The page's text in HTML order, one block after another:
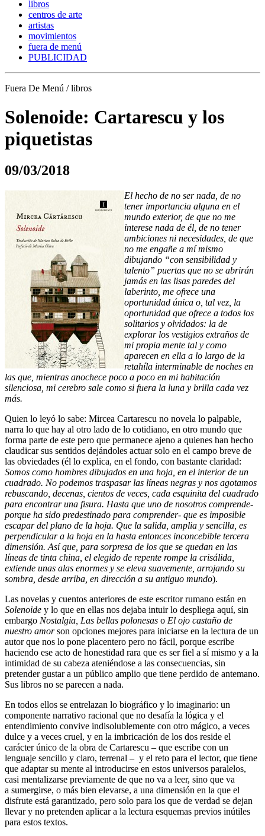
libros
centros de arte
artistas
movimientos
fuera de menú
PUBLICIDAD
Fuera De Menú / libros
Solenoide: Cartarescu y los
piquetistas
09/03/2018
El hecho de no ser nada, de no
tener importancia alguna en el
mundo exterior, de que no me
interese nada de él, de no tener
ambiciones ni necesidades, de que
no me engañe a mí mismo
dibujando “con sensibilidad y
talento” puertas que no se abrirán
jamás en las lisas paredes del
laberinto, me ofrece una
oportunidad única o, tal vez, la
oportunidad que ofrece a todos los
solitarios y olvidados: la de
explorar los vestigios extraños de
mi propia mente tal y como
aparecen en ella a lo largo de la
retahíla interminable de noches en
las que, mientras anochece poco a poco en mi habitación
silenciosa, mi cerebro sale como si fuera la luna y brilla cada vez
más.
Quien lo leyó lo sabe: Mircea Cartarescu no novela lo palpable,
narra lo que hay al otro lado de lo cotidiano, en otro mundo que
forma parte de este pero que permanece ajeno a quienes han hecho
claudicar sus sentidos dejándoles actuar solo en el campo breve de
las obviedades (él lo explica, en el fondo, con bastante claridad:
Somos como hombres dibujados en una hoja, en el interior de un
cuadrado. No podemos traspasar las líneas negras y nos agotamos
rebuscando, decenas, cientos de veces, cada esquinita del cuadrado
para encontrar una fisura. Hasta que uno de nosotros comprende-
porque ha sido predestinado para comprender- que es imposible
escapar del plano de la hoja. Que la salida, amplia y sencilla, es
perpendicular a la hoja en la hasta entonces inconcebible tercera
dimensión. Así que, para sorpresa de los que se quedan en las
líneas de tinta china, el elegido de repente rompe la crisálida,
extiende unas alas enormes y se eleva suavemente, arrojando su
sombra, desde arriba, en dirección a su antiguo mundo).
Las novelas y cuentos anteriores de este escritor rumano están en
Solenoide y lo que en ellas nos dejaba intuir lo despliega aquí, sin
embargo Nostalgia, Las bellas polonesas o El ojo castaño de
nuestro amorson opciones mejores para iniciarse en la lectura de un
autor que nos lo pone placentero pero no fácil, porque escribe
haciendo ese acto de honestidad rara que es ser fiel a sí mismo y a la
intimidad de su cabeza ateniéndose a las consecuencias, sin
pretender gustar a un público amplio que tiene perdido de antemano.
Sus libros no se parecen a nada.
En todos ellos se entrelazan lo biográfico y lo imaginario: un
componente narrativo racional que no desafía la lógica y el
entendimiento convive indisolublemente con otro mágico, a veces
dulce y a veces cruel, y en la imbricación de los dos reside el
carácter único de la obra de Cartarescu – que escribe con un
lenguaje sencillo y claro, terrenal – y el reto para el lector, que tiene
que adaptar su mente al introducirse en estos universos paralelos,
casi mentalizarse previamente de que no va a leer, sino que va
a sumergirse, o más bien elevarse, a una dimensión en la que el
disfrute está garantizado, pero solo para los que de verdad se dejan
llevar y no pretenden aplicar a la lectura esquemas previos inútiles
para estos textos.